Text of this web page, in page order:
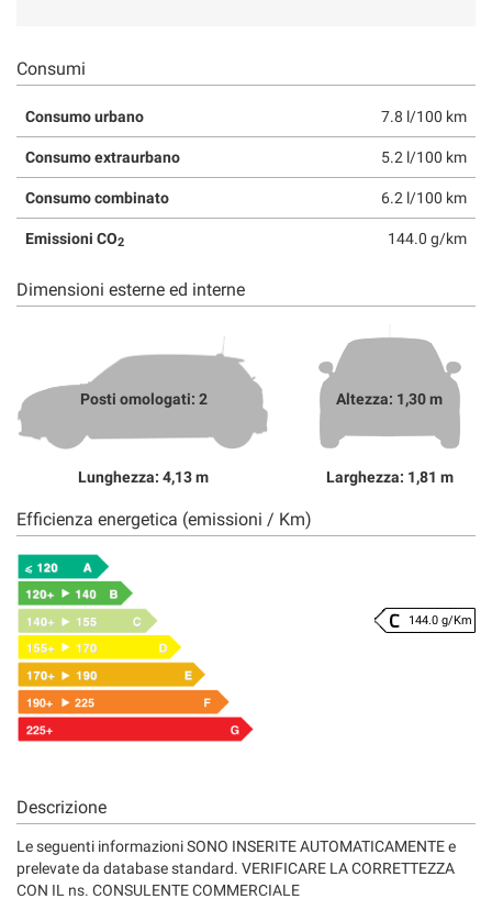
Consumi
Consumo urbano 7.8 l/100 km
Consumo extraurbano 5.2 l/100 km
Consumo combinato 6.2 l/100 km
Emissioni CO2 144.0 g/km
Dimensioni esterne ed interne
Posti omologati: 2
Lunghezza: 4,13 m
Altezza: 1,30 m
Larghezza: 1,81 m
Efficienza energetica (emissioni / Km)
144.0 g/Km
Descrizione
Le seguenti informazioni SONO INSERITE AUTOMATICAMENTE e
prelevate da database standard. VERIFICARE LA CORRETTEZZA
CON IL ns. CONSULENTE COMMERCIALE